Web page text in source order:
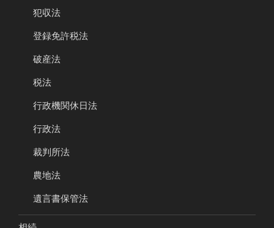
犯収法
登録免許税法
破産法
税法
行政機関休日法
行政法
裁判所法
農地法
遺言書保管法